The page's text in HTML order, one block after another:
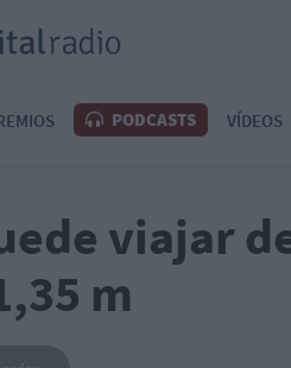
PODCASTS VÍDEOS
viajar
m